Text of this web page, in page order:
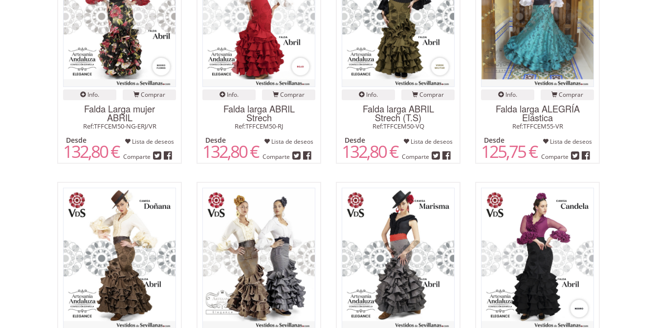
Info. Comprar
Falda Larga mujer
ABRIL
Ref:TFFCEM50-NG-ERJ/VR
Desde Lista de deseos
132,80 € Comparte
Info. Comprar
Falda larga ABRIL
Strech
Ref:TFFCEM50-RJ
Desde Lista de deseos
132,80 € Comparte
Info. Comprar
Falda larga ABRIL
Strech (T.S)
Ref:TFFCEM50-VQ
Desde Lista de deseos
132,80 € Comparte
Info. Comprar
Falda larga ALEGRÍA
Elástica
Ref:TFFCEM55-VR
Desde Lista de deseos
125,75 € Comparte